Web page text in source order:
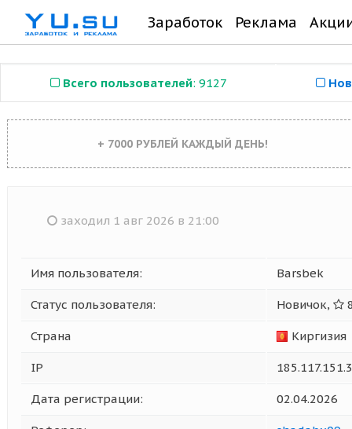
Заработок Реклама
Всего пользователей: 9127
+ 7000 РУБЛЕЙ КАЖДЫЙ ДЕНЬ!
заходил 1 авг 2026 в 21:00
Имя пользователя: Barsbek
Статус пользователя: Новичок,
Страна Киргизия
IP 185.117.151.3
Дата регистрации: 02.04.2026